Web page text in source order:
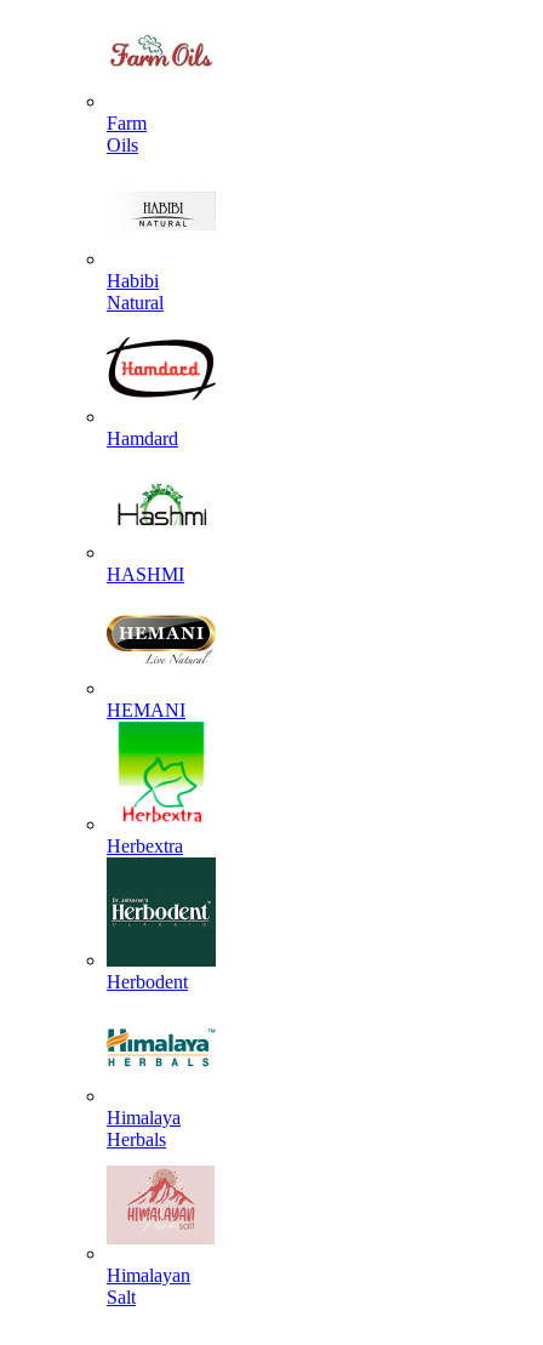
Farm
Oils
Habibi
Natural
Hamdard
HASHMI
HEMANI
Herbextra
Herbodent
Himalaya
Herbals
Himalayan
Salt